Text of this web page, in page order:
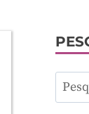
por: